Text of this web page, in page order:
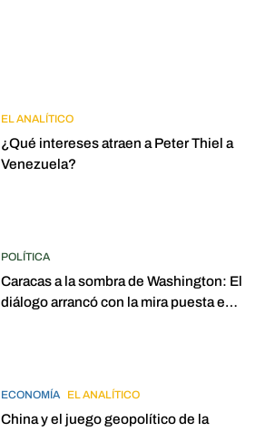
EL ANALÍTICO
¿Qué intereses atraen a Peter Thiel a
Venezuela?
POLÍTICA
Caracas a la sombra de Washington: El
diálogo arrancó con la mira puesta en
ECONOMÍA EL ANALÍTICO
China y el juego geopolítico de la